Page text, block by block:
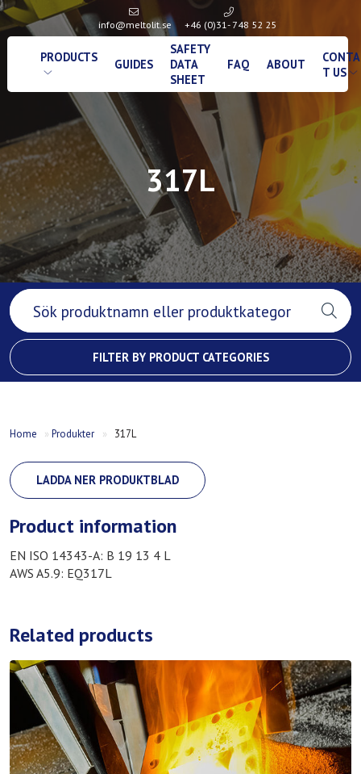
info@meltolit.se +46 (0)31- 748 52 25
PRODUCTS GUIDES
SAFETY
DATA
SHEET
FAQ ABOUT
T US
317L
FILTER BY PRODUCT CATEGORIES
Home »Produkter » 317L
LADDA NER PRODUKTBLAD
Product information
EN ISO 14343-A: B 19 13 4 L
AWS A5.9: EQ317L
Related products